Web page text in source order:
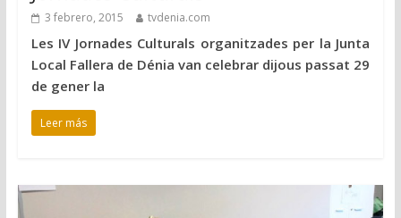
3 febrero, 2015 tvdenia.com
Les IV Jornades Culturals organitzades per la Junta
Local Fallera de Dénia van celebrar dijous passat 29
de gener la
Leer más